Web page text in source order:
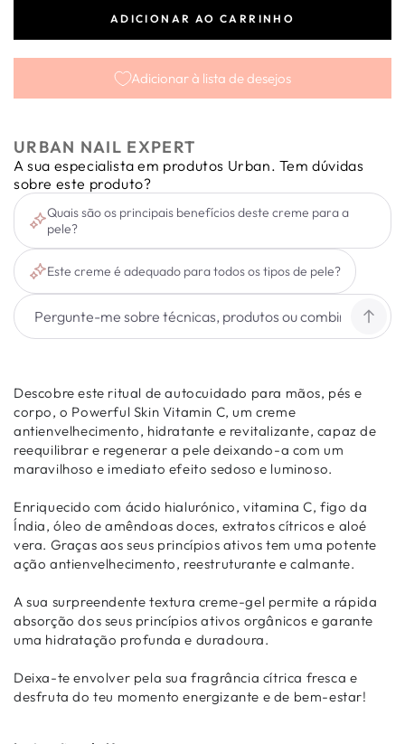
Mãos,
e
Corpo
Powerful
Skin
Vitamin
200ml
quantidade
para
Mãos,
e
Corpo
Powerful
Skin
Vitamin
200ml
ADICIONAR AO CARRINHO
Adicionar à lista de desejos
URBAN NAIL EXPERT
A sua especialista em produtos Urban. Tem dúvidas
sobre este produto?
Quais são os principais benefícios deste creme para a
pele?
Este creme é adequado para todos os tipos de pele?
Descobre este ritual de autocuidado para mãos, pés e
corpo, o Powerful Skin Vitamin C, um creme
antienvelhecimento, hidratante e revitalizante, capaz de
reequilibrar e regenerar a pele deixando-a com um
maravilhoso e imediato efeito sedoso e luminoso.
Enriquecido com ácido hialurónico, vitamina C, figo da
Índia, óleo de amêndoas doces, extratos cítricos e aloé
vera. Graças aos seus princípios ativos tem uma potente
ação antienvelhecimento, reestruturante e calmante.
A sua surpreendente textura creme-gel permite a rápida
absorção dos seus princípios ativos orgânicos e garante
uma hidratação profunda e duradoura.
Deixa-te envolver pela sua fragrância cítrica fresca e
desfruta do teu momento energizante e de bem-estar!